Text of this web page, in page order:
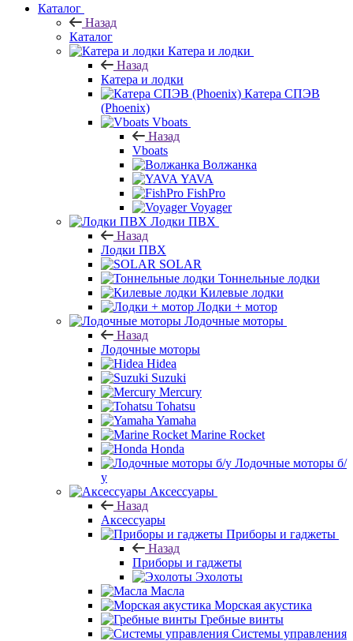
Каталог
Назад
Каталог
Катера и лодки
Назад
Катера и лодки
Катера СПЭВ
(Phoenix)
Vboats
Назад
Vboats
Волжанка
YAVA
FishPro
Voyager
Лодки ПВХ
Назад
Лодки ПВХ
SOLAR
Тоннельные лодки
Килевые лодки
Лодки + мотор
Лодочные моторы
Назад
Лодочные моторы
Hidea
Suzuki
Mercury
Tohatsu
Yamaha
Marine Rocket
Honda
Лодочные моторы б/
у
Аксессуары
Назад
Аксессуары
Приборы и гаджеты
Назад
Приборы и гаджеты
Эхолоты
Масла
Морская акустика
Гребные винты
Системы управления